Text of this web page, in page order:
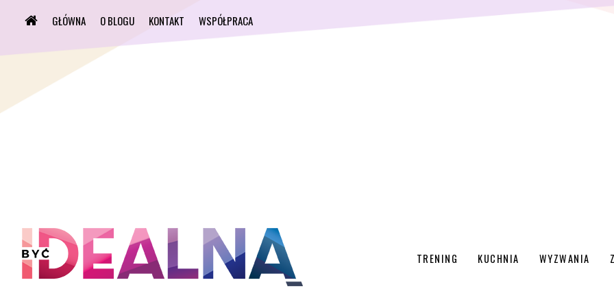
GŁÓWNA O BLOGU KONTAKT WSPÓŁPRACA
TRENING KUCHNIA WYZWANIA